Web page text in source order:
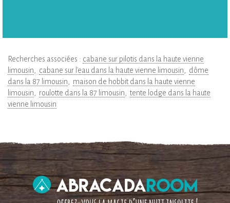
Recherches associées : cabane sur pilotis dans la haute vienne
limousin
cabane sur l'eau dans la haute vienne limousin
dôme
dans la 87 limousin
maison de hobbit dans la haute vienne
limousin
roulotte dans la 87 limousin
tente lodge dans la haute
vienne limousin